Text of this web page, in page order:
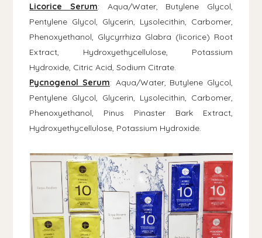
Licorice Serum: Aqua/Water, Butylene Glycol,
Pentylene Glycol, Glycerin, Lysolecithin, Carbomer,
Phenoxyethanol, Glycyrrhiza Glabra (licorice) Root
Extract, Hydroxyethycellulose, Potassium
Hydroxide, Citric Acid, Sodium Citrate.
Pycnogenol Serum: Aqua/Water, Butylene Glycol,
Pentylene Glycol, Glycerin, Lysolecithin, Carbomer,
Phenoxyethanol, Pinus Pinaster Bark Extract,
Hydroxyethycellulose, Potassium Hydroxide.